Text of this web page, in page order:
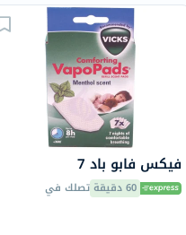
فيكس فابو باد 7
60 دقيقة تصلك في